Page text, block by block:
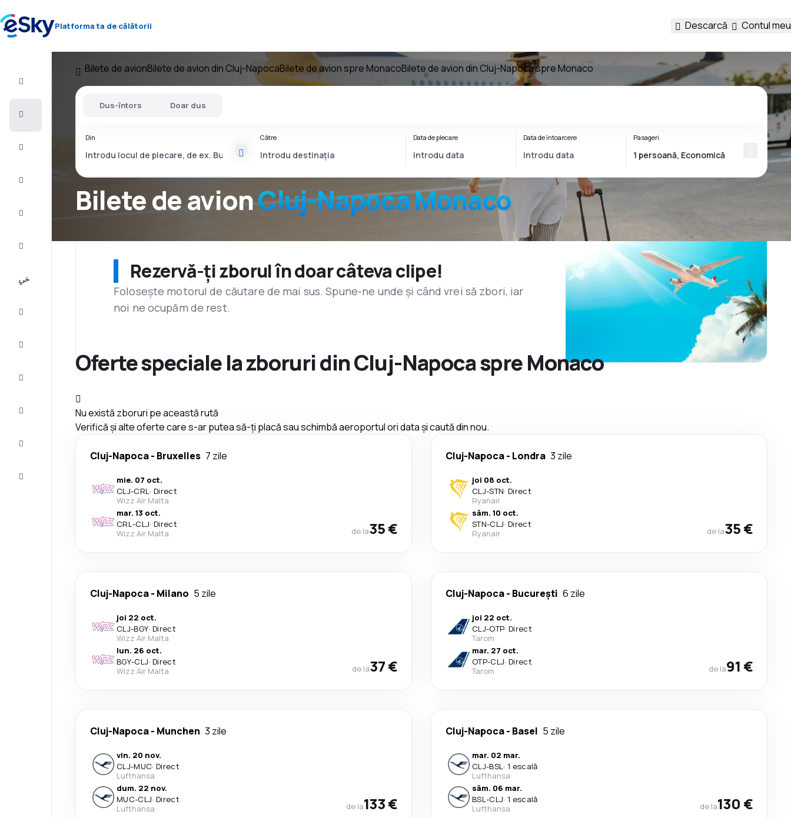
Platforma ta de călătorii Descarcă Contul meu
Bilete de avionBilete de avion din Cluj-NapocaBilete de avion spre MonacoBilete de avion din Cluj-Napoca spre Monaco
Bilete de avionCluj-Napoca Monaco
Dus-întors Doar dus
Din Către Data de plecare Data de întoarcere Pasageri
Rezervă-ți zborul în doar câteva clipe!
Folosește motorul de căutare de mai sus. Spune-ne unde și când vrei să zbori, iar
noi ne ocupăm de rest.
Oferte speciale la zboruri din Cluj-Napoca spre Monaco
Nu există zboruri pe această rută
Verifică și alte oferte care s-ar putea să-ți placă sau schimbă aeroportul ori data și caută din nou.
Cluj-Napoca- Bruxelles 7 zile
mie. 07 oct.
CLJ-CRL· Direct
Wizz Air Malta
mar. 13 oct.
CRL-CLJ· Direct
Wizz Air Malta
de la35 €
Cluj-Napoca- Londra 3 zile
joi 08 oct.
CLJ-STN· Direct
Ryanair
sâm. 10 oct.
STN-CLJ· Direct
Ryanair
de la35 €
Cluj-Napoca- Milano 5 zile
joi 22 oct.
CLJ-BGY· Direct
Wizz Air Malta
lun. 26 oct.
BGY-CLJ· Direct
Wizz Air Malta
de la37 €
Cluj-Napoca- București 6 zile
joi 22 oct.
CLJ-OTP· Direct
Tarom
mar. 27 oct.
OTP-CLJ· Direct
Tarom
de la91 €
Cluj-Napoca- Munchen 3 zile
vin. 20 nov.
CLJ-MUC· Direct
Lufthansa
dum. 22 nov.
MUC-CLJ· Direct
Lufthansa
de la133 €
Cluj-Napoca- Basel 5 zile
mar. 02 mar.
CLJ-BSL· 1 escală
Lufthansa
sâm. 06 mar.
BSL-CLJ· 1 escală
Lufthansa
de la130 €